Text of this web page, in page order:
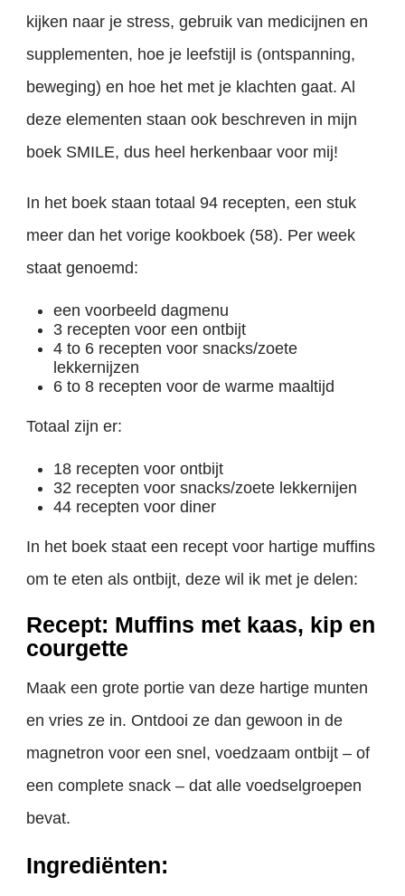
kijken naar je stress, gebruik van medicijnen en
supplementen, hoe je leefstijl is (ontspanning,
beweging) en hoe het met je klachten gaat. Al
deze elementen staan ook beschreven in mijn
boek SMILE, dus heel herkenbaar voor mij!
In het boek staan totaal 94 recepten, een stuk
meer dan het vorige kookboek (58). Per week
staat genoemd:
een voorbeeld dagmenu
3 recepten voor een ontbijt
4 to 6 recepten voor snacks/zoete
lekkernijzen
6 to 8 recepten voor de warme maaltijd
Totaal zijn er:
18 recepten voor ontbijt
32 recepten voor snacks/zoete lekkernijen
44 recepten voor diner
In het boek staat een recept voor hartige muffins
om te eten als ontbijt, deze wil ik met je delen:
Recept: Muffins met kaas, kip en
courgette
Maak een grote portie van deze hartige munten
en vries ze in. Ontdooi ze dan gewoon in de
magnetron voor een snel, voedzaam ontbijt – of
een complete snack – dat alle voedselgroepen
bevat.
Ingrediënten: